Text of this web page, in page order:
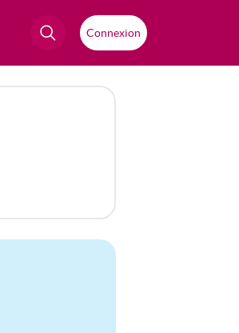
Connexion